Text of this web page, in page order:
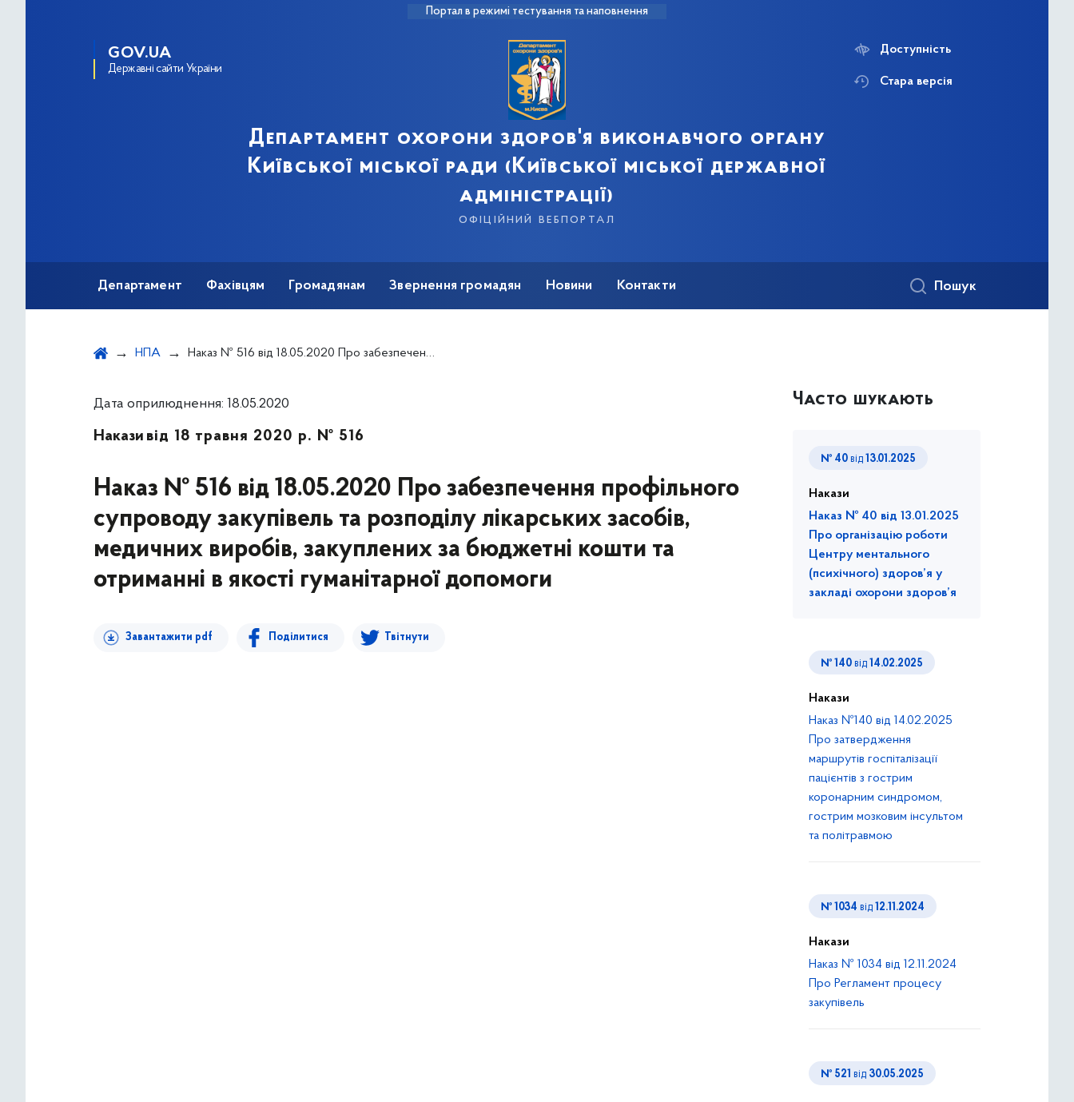
Портал в режимі тестування та наповнення
GOV.UA
Державні сайти України
Департамент охорони здоров'я виконавчого органу
Київської міської ради (Київської міської державної
адміністрації)
офіційний вебпортал
Доступність
Стара версія
Департамент Фахівцям Громадянам Звернення громадян Новини Контакти Пошук
НПА Наказ № 516 від 18.05.2020 Про забезпечення профільного супроводу закупівель та розподілу лікарських засобів, медичних виробів, закуплених за бюджетні кошти та отриманні в якості гуманітарної допомоги
Дата оприлюднення: 18.05.2020
Накази від 18 травня 2020 р. № 516
Наказ № 516 від 18.05.2020 Про забезпечення профільного
супроводу закупівель та розподілу лікарських засобів,
медичних виробів, закуплених за бюджетні кошти та
отриманні в якості гуманітарної допомоги
Завантажити pdf Поділитися Твітнути
Часто шукають
№ 40 від 13.01.2025
Накази
Наказ № 40 від 13.01.2025
Про організацію роботи
Центру ментального
(психічного) здоров’я у
закладі охорони здоров’я
№ 140 від 14.02.2025
Накази
Наказ №140 від 14.02.2025
Про затвердження
маршрутів госпіталізації
пацієнтів з гострим
коронарним синдромом,
гострим мозковим інсультом
та політравмою
№ 1034 від 12.11.2024
Накази
Наказ № 1034 від 12.11.2024
Про Регламент процесу
закупівель
№ 521 від 30.05.2025